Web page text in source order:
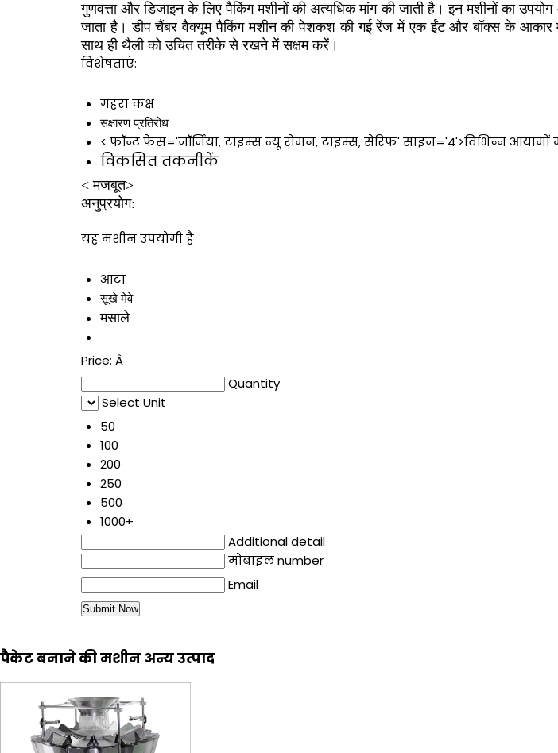
गुणवत्ता और डिजाइन के लिए पैकिंग मशीनों की अत्यधिक मांग की जाती है। इन मशीनों का
जाता है। डीप चैंबर वैक्यूम पैकिंग मशीन की पेशकश की गई रेंज में एक ईंट और बॉक्स के आकार
साथ ही थैली को उचित तरीके से रखने में सक्षम करें।
विशेषताएं:
गहरा कक्ष
संक्षारण प्रतिरोध
< फॉन्ट फेस='जॉर्जिया, टाइम्स न्यू रोमन, टाइम्स, सेरिफ' साइज='4'>विभिन्न आयामों
विकसित तकनीकें
< मजबूत>
अनुप्रयोग:
यह मशीन उपयोगी है
आटा
सूखे मेवे
मसाले
Price: Â
Quantity
Select Unit
50
100
200
250
500
1000+
Additional detail
मोबाइल number
Email
पैकेट बनाने की मशीन अन्य उत्पाद